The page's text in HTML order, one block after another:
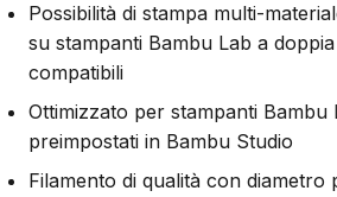
Possibilità di stampa multi-
su stampanti Bambu Lab a
compatibili
Ottimizzato per stampanti
preimpostati in Bambu Studio
Filamento di qualità con diametro